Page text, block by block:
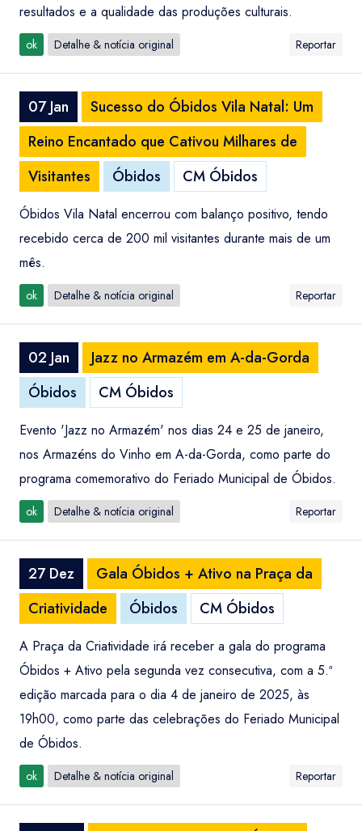
resultados e a qualidade das produções culturais.
ok Detalhe & notícia original Reportar
07 Jan
Sucesso do Óbidos Vila Natal: Um
Reino Encantado que Cativou Milhares de
Visitantes
Óbidos CM Óbidos
Óbidos Vila Natal encerrou com balanço positivo, tendo
recebido cerca de 200 mil visitantes durante mais de um
mês.
ok Detalhe & notícia original Reportar
02 Jan
Jazz no Armazém em A-da-Gorda
Óbidos
CM Óbidos
Evento 'Jazz no Armazém' nos dias 24 e 25 de janeiro,
nos Armazéns do Vinho em A-da-Gorda, como parte do
programa comemorativo do Feriado Municipal de Óbidos.
ok Detalhe & notícia original Reportar
27 Dez
Gala Óbidos + Ativo na Praça da
Criatividade
Óbidos CM Óbidos
A Praça da Criatividade irá receber a gala do programa
Óbidos + Ativo pela segunda vez consecutiva, com a 5.ª
edição marcada para o dia 4 de janeiro de 2025, às
19h00, como parte das celebrações do Feriado Municipal
de Óbidos.
ok Detalhe & notícia original Reportar